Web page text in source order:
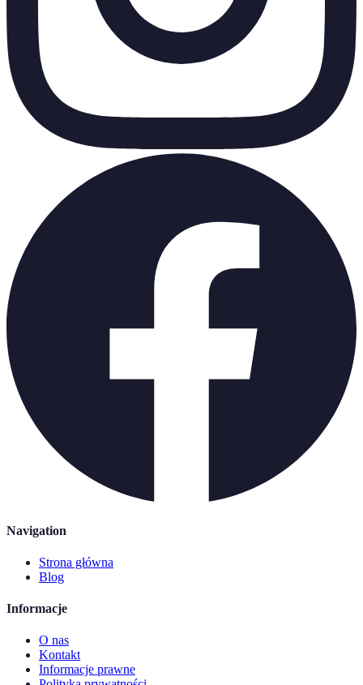
Navigation
Strona główna
Blog
Informacje
O nas
Kontakt
Informacje prawne